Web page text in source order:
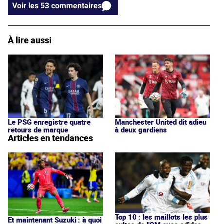
Voir les 53 commentaires
À lire aussi
Le PSG enregistre quatre
retours de marque
Manchester United dit adieu
à deux gardiens
Articles en tendances
Et maintenant Suzuki : à quoi
Top 10 : les maillots les plus